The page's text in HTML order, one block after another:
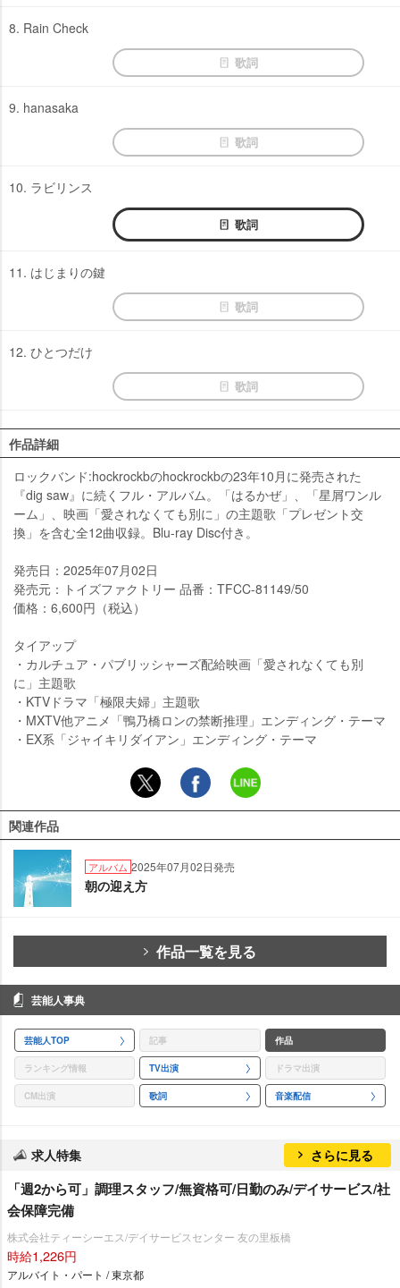
8. Rain Check
歌詞
9. hanasaka
歌詞
10. ラビリンス
歌詞
11. はじまりの鍵
歌詞
12. ひとつだけ
歌詞
作品詳細
ロックバンド:hockrockbのhockrockbの23年10月に発売された
『dig saw』に続くフル・アルバム。「はるかぜ」、「星屑ワンル
ーム」、映画「愛されなくても別に」の主題歌「プレゼント交
換」を含む全12曲収録。Blu-ray Disc付き。
発売日：2025年07月02日
発売元：トイズファクトリー 品番：TFCC-81149/50
価格：6,600円（税込）
タイアップ
・カルチュア・パブリッシャーズ配給映画「愛されなくても別
に」主題歌
・KTVドラマ「極限夫婦」主題歌
・MXTV他アニメ「鴨乃橋ロンの禁断推理」エンディング・テーマ
・EX系「ジャイキリダイアン」エンディング・テーマ
関連作品
アルバム 2025年07月02日発売
朝の迎え方
作品一覧を見る
芸能人事典
芸能人TOP 記事 作品
ランキング情報 TV出演 ドラマ出演
CM出演 歌詞 音楽配信
求人特集 さらに見る
「週2から可」調理スタッフ/無資格可/日勤のみ/デイサービス/社
会保障完備
株式会社ティーシーエス/デイサービスセンター 友の里板橋
時給1,226円
アルバイト・パート / 東京都